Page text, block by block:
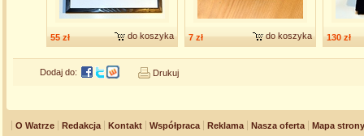
55 zł do koszyka 7 zł do koszyka 130 zł
Dodaj do: Drukuj
O Watrze Redakcja Kontakt Współpraca Reklama Nasza oferta Mapa strony